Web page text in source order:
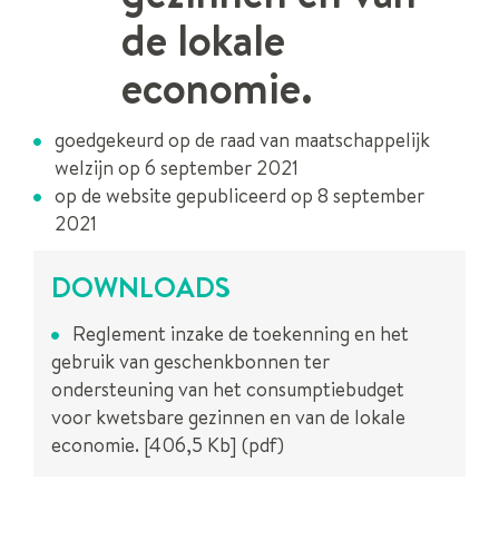
de lokale
economie.
goedgekeurd op de raad van maatschappelijk
welzijn op 6 september 2021
op de website gepubliceerd op 8 september
2021
DOWNLOADS
Reglement inzake de toekenning en het
gebruik van geschenkbonnen ter
ondersteuning van het consumptiebudget
voor kwetsbare gezinnen en van de lokale
economie. 406,5 Kb pdf